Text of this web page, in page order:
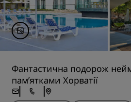
Фантастична подорож
пам’ятками Хорватії